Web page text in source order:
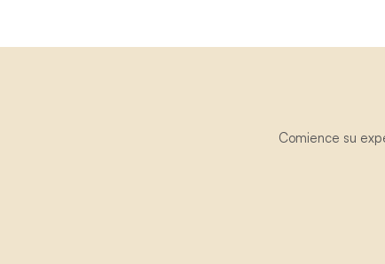
Comience su